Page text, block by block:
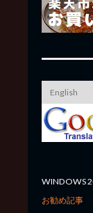
WINDOWS
お勧め記事